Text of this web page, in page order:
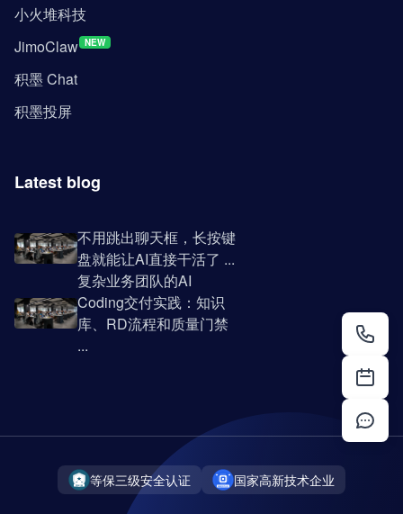
小火堆科技
JimoClaw NEW
积墨 Chat
积墨投屏
Latest blog
不用跳出聊天框，长按键
盘就能让AI直接干活了 ...
复杂业务团队的AI
Coding交付实践：知识
库、RD流程和质量门禁
...
等保三级安全认证 国家高新技术企业